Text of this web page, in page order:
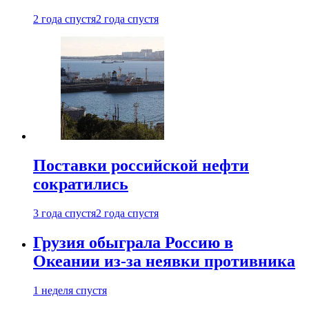
2 года спустя2 года спустя
Поставки российской нефти
сократились
3 года спустя2 года спустя
Грузия обыграла Россию в
Океании из-за неявки противника
1 неделя спустя